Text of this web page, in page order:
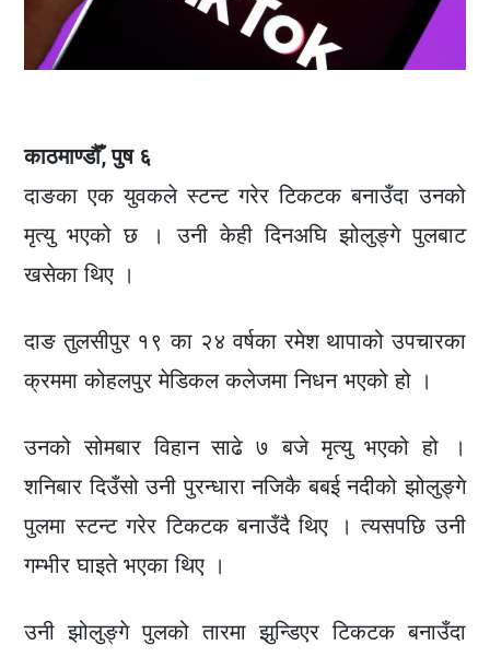
काठमाण्डौँ, पुष ६
दाङका एक युवकले स्टन्ट गरेर टिकटक बनाउँदा उनको
मृत्यु भएको छ । उनी केही दिनअघि झोलुङ्गे पुलबाट
खसेका थिए ।
दाङ तुलसीपुर १९ का २४ वर्षका रमेश थापाको उपचारका
क्रममा कोहलपुर मेडिकल कलेजमा निधन भएको हो ।
उनको सोमबार विहान साढे ७ बजे मृत्यु भएको हो ।
शनिबार दिउँसो उनी पुरन्धारा नजिकै बबई नदीको झोलुङ्गे
पुलमा स्टन्ट गरेर टिकटक बनाउँदै थिए । त्यसपछि उनी
गम्भीर घाइते भएका थिए ।
उनी झोलुङ्गे पुलको तारमा झुन्डिएर टिकटक बनाउँदा